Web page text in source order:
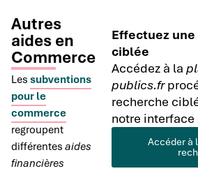
Autres
aides en
Commerce
Les subventions
pour le
commerce
regroupent
différentes aides
financières
Effectuez
ciblée
Accédez à la
publics.fr
recherche
notre
Accéder à